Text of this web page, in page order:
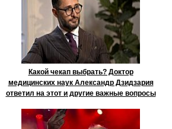
Какой чекап выбрать? Доктор
медицинских наук Александр Дзидзария
ответил на этот и другие важные вопросы